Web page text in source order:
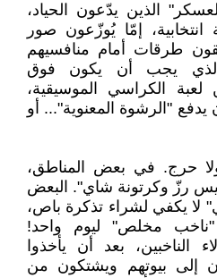
الذين يدّعون الحياد،
إمّا يُوزّعون صور
طرقات أمام منافسيهم
يجب أن يكون فوق
الكراسي الموسيقية،
"الرشوة المعنوية"... أو
حرج. في بعض المناطق،
رزّ وكرتونة شاي". البعض
لا يكفي لشراء تذكرة باص،
"ناخب مخلص" ليوم واحد!
بعد أن يأخذوا
إلى بيوتهم ويشتكون من